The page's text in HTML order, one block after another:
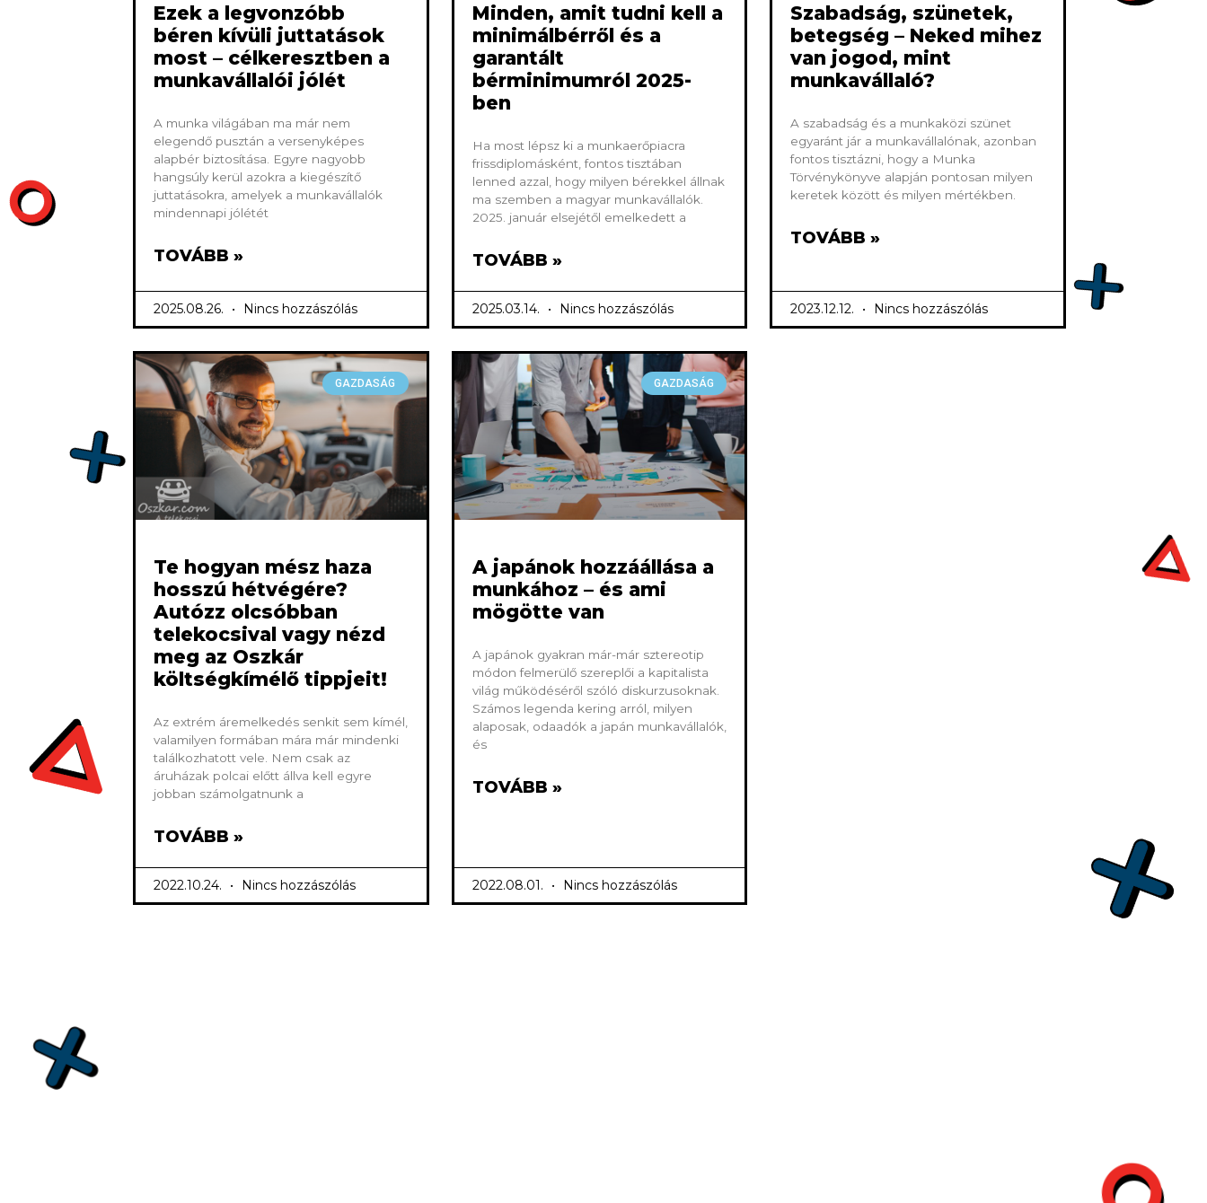
Ezek a legvonzóbb
béren kívüli juttatások
most – célkeresztben a
munkavállalói jólét
A munka világában ma már nem
elegendő pusztán a versenyképes
alapbér biztosítása. Egyre nagyobb
hangsúly kerül azokra a kiegészítő
juttatásokra, amelyek a munkavállalók
mindennapi jólétét
TOVÁBB »
2025.08.26. Nincs hozzászólás
Minden, amit tudni kell a
minimálbérről és a
garantált
bérminimumról 2025-
ben
Ha most lépsz ki a munkaerőpiacra
frissdiplomásként, fontos tisztában
lenned azzal, hogy milyen bérekkel állnak
ma szemben a magyar munkavállalók.
2025. január elsejétől emelkedett a
TOVÁBB »
2025.03.14. Nincs hozzászólás
Szabadság, szünetek,
betegség – Neked mihez
van jogod, mint
munkavállaló?
A szabadság és a munkaközi szünet
egyaránt jár a munkavállalónak, azonban
fontos tisztázni, hogy a Munka
Törvénykönyve alapján pontosan milyen
keretek között és milyen mértékben.
TOVÁBB »
2023.12.12. Nincs hozzászólás
GAZDASÁG
Te hogyan mész haza
hosszú hétvégére?
Autózz olcsóbban
telekocsival vagy nézd
meg az Oszkár
költségkímélő tippjeit!
Az extrém áremelkedés senkit sem kímél,
valamilyen formában mára már mindenki
találkozhatott vele. Nem csak az
áruházak polcai előtt állva kell egyre
jobban számolgatnunk a
TOVÁBB »
2022.10.24. Nincs hozzászólás
GAZDASÁG
A japánok hozzáállása a
munkához – és ami
mögötte van
A japánok gyakran már-már sztereotip
módon felmerülő szereplői a kapitalista
világ működéséről szóló diskurzusoknak.
Számos legenda kering arról, milyen
alaposak, odaadók a japán munkavállalók,
és
TOVÁBB »
2022.08.01. Nincs hozzászólás